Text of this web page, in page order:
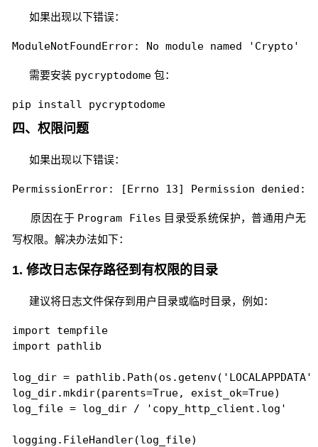
如果出现以下错误：
ModuleNotFoundError: No module named 'Crypto'
需要安装 pycryptodome包：
pip install pycryptodome
四、权限问题
如果出现以下错误：
PermissionError: [Errno 13] Permission
原因在于 Program Files 目录受系统保护，普通用户无
写权限。解决办法如下：
1. 修改日志保存路径到有权限的目录
建议将日志文件保存到用户目录或临时目录，例如：
import tempfile
import pathlib
log_dir =
log_dir.mkdir(parents=True, exist_ok=True)
log_file = log_dir / 'copy_http_client.log'
logging.FileHandler(log_file)